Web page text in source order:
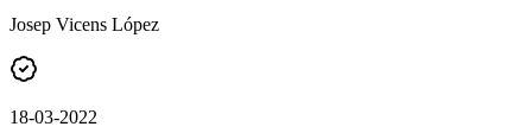
Josep Vicens López
18-03-2022